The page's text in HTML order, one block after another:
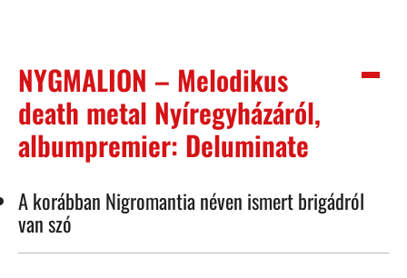
NYGMALION – Melodikus
death metal Nyíregyházáról,
albumpremier: Deluminate
A korábban Nigromantia néven ismert brigádról
van szó